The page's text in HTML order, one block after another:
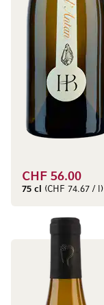
CHF 56.00
75 cl (CHF 74.67 / l)